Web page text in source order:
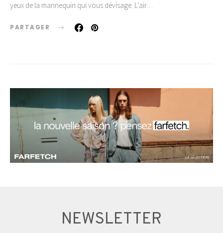
yeux de la mannequin qui vous dévisage. L’air…
PARTAGER
NEWSLETTER